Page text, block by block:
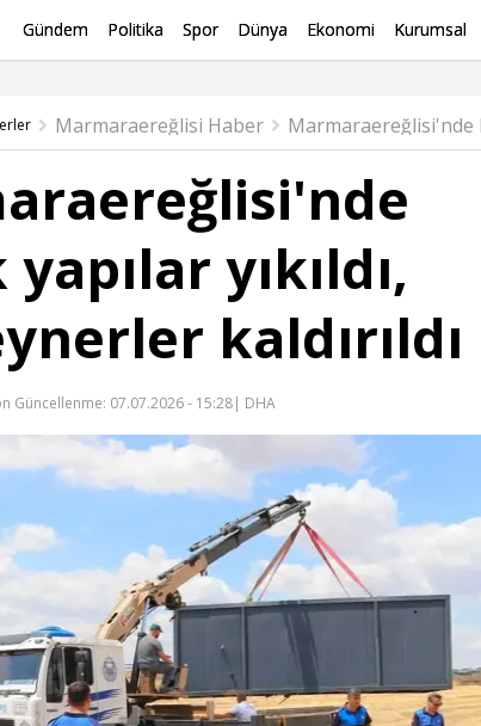
Gündem Politika Spor Dünya Ekonomi Kurumsal
Marmaraereğlisi Haber
yıkıldı,
kaldırıldı
Güncellenme: 07.07.2026 - 15:28| DHA